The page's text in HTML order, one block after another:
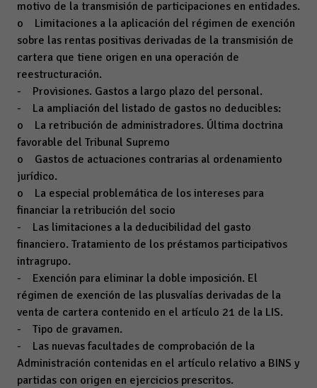
motivo de la transmisión de participaciones en entidades.
o Limitaciones a la aplicación del régimen de exención
sobre las rentas positivas derivadas de la transmisión de
cartera que tiene origen en una operación de
reestructuración.
- Provisiones. Gastos a largo plazo del personal.
- La ampliación del listado de gastos no deducibles:
o La retribución de administradores. Última doctrina
favorable del Tribunal Supremo
o Gastos de actuaciones contrarias al ordenamiento
jurídico.
o La especial problemática de los intereses para
financiar la retribución del socio
- Las limitaciones a la deducibilidad del gasto
financiero. Tratamiento de los préstamos participativos
intragrupo.
- Exención para eliminar la doble imposición. El
régimen de exención de las plusvalías derivadas de la
venta de cartera contenido en el artículo 21 de la LIS.
- Tipo de gravamen.
- Las nuevas facultades de comprobación de la
Administración contenidas en el artículo relativo a BINS y
partidas con origen en ejercicios prescritos.